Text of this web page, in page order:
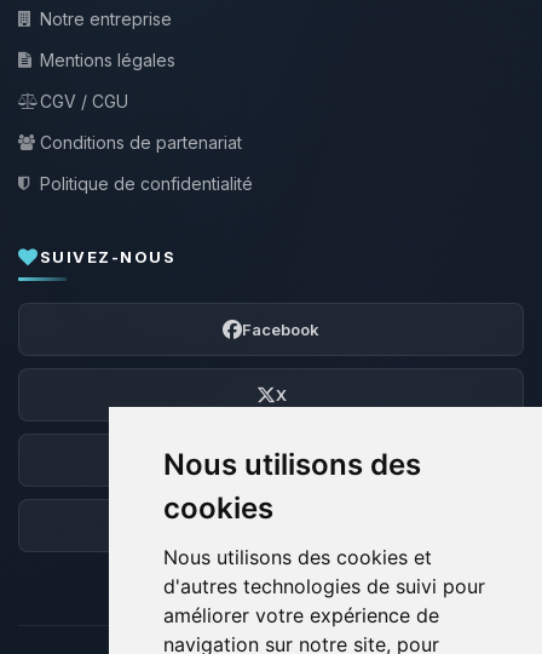
Nous utilisons des
cookies
Nous utilisons des cookies et
d'autres technologies de suivi pour
améliorer votre expérience de
navigation sur notre site, pour
Notre entreprise
Mentions légales
CGV / CGU
Conditions de partenariat
Politique de confidentialité
SUIVEZ-NOUS
Facebook
X
Discord
Forum